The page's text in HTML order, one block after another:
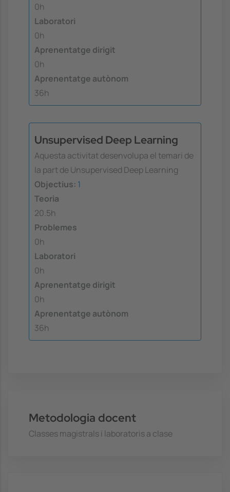
0h
Laboratori
0h
Aprenentatge dirigit
0h
Aprenentatge autònom
36h
Unsupervised Deep Learning
Aquesta activitat desenvolupa el temari de
la part de Unsupervised Deep Learning
Objectius: 1
Teoria
20.5h
Problemes
0h
Laboratori
0h
Aprenentatge dirigit
0h
Aprenentatge autònom
36h
Metodologia docent
Classes magistrals i laboratoris a clase